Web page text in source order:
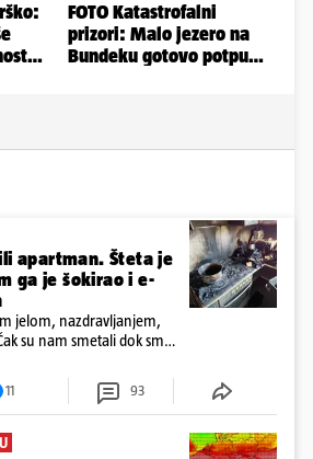
apartman. Šteta je
ga je šokirao i e-
jelom, nazdravljanjem,
su nam smetali dok smo
11 93